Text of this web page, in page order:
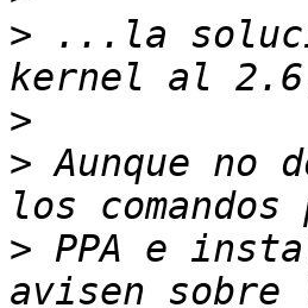
> ...la
>
> Aunque no
> PPA e